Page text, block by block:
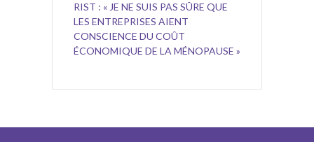
RIST : « JE NE SUIS PAS SÛRE QUE
LES ENTREPRISES AIENT
CONSCIENCE DU COÛT
ÉCONOMIQUE DE LA MÉNOPAUSE »